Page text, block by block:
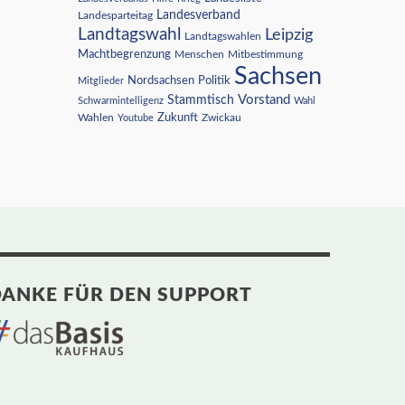
Landesparteitag Landesverband
Landtagswahl Landtagswahlen Leipzig
Machtbegrenzung Menschen Mitbestimmung
Mitglieder Nordsachsen Politik Sachsen
Schwarmintelligenz Stammtisch Vorstand Wahl
Wahlen Youtube Zukunft Zwickau
FÜR DEN SUPPORT